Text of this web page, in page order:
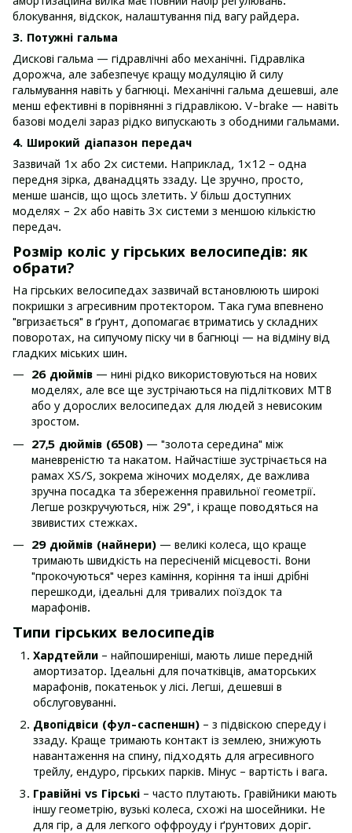
блокування, відскок, налаштування під вагу райдера.
3. Потужні гальма
Дискові гальма — гідравлічні або механічні. Гідравліка
дорожча, але забезпечує кращу модуляцію й силу
гальмування навіть у багнюці. Механічні гальма дешевші, але
менш ефективні в порівнянні з гідравлікою. V-brake — навіть
базові моделі зараз рідко випускають з ободними гальмами.
4. Широкий діапазон передач
Зазвичай 1x або 2x системи. Наприклад, 1x12 – одна
передня зірка, дванадцять ззаду. Це зручно, просто,
менше шансів, що щось злетить. У більш доступних
моделях – 2x або навіть 3x системи з меншою кількістю
передач.
Розмір коліс у гірських велосипедів: як
обрати?
На гірських велосипедах зазвичай встановлюють широкі
покришки з агресивним протектором. Така гума впевнено
"вгризається" в ґрунт, допомагає втриматись у складних
поворотах, на сипучому піску чи в багнюці — на відміну від
гладких міських шин.
26 дюймів — нині рідко використовуються на нових
моделях, але все ще зустрічаються на підліткових MTB
або у дорослих велосипедах для людей з невисоким
зростом.
27,5 дюймів (650B) — "золота середина" між
маневреністю та накатом. Найчастіше зустрічається на
рамах XS/S, зокрема жіночих моделях, де важлива
зручна посадка та збереження правильної геометрії.
Легше розкручуються, ніж 29", і краще поводяться на
звивистих стежках.
29 дюймів (найнери) — великі колеса, що краще
тримають швидкість на пересіченій місцевості. Вони
"прокочуються" через каміння, коріння та інші дрібні
перешкоди, ідеальні для тривалих поїздок та
марафонів.
Типи гірських велосипедів
Хардтейли – найпоширеніші, мають лише передній
амортизатор. Ідеальні для початківців, аматорських
марафонів, покатеньок у лісі. Легші, дешевші в
обслуговуванні.
Двопідвіси (фул-саспеншн) – з підвіскою спереду і
ззаду. Краще тримають контакт із землею, знижують
навантаження на спину, підходять для агресивного
трейлу, ендуро, гірських парків. Мінус – вартість і вага.
Гравійні vs Гірські – часто плутають. Гравійники мають
іншу геометрію, вузькі колеса, схожі на шосейники. Не
для гір, а для легкого оффроуду і ґрунтових доріг.